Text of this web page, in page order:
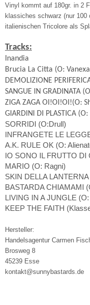
Vinyl kommt auf 180gr. in 2
klassiches schwarz (nur
italienischen Tricolore als
Tracks:
Inandia
Brucia La Citta (O:
DEMOLIZIONE
SANGUE IN GRADINATA
ZIGA ZAGA OI!OI!OI!(O:
GIARDINI DI PLASTICA
SORRIDI (O:Drull)
INFRANGETE LE
A.K. RULE OK (O:
IO SONO IL FRUTTO DI
MARIO (O: Ragni)
SKIN DELLA
BASTARDA CHIAMAMI
LIVING IN A JUNGLE
KEEP THE FAITH
Hersteller:
Handelsagentur Carmen
Brosweg 8
45239 Esse
kontakt@sunnybastards.de